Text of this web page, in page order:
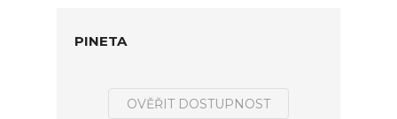
PINETA
OVĚŘIT DOSTUPNOST